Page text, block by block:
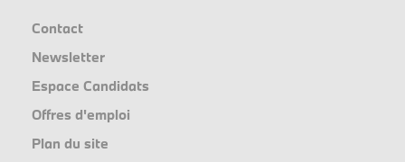
Contact
Newsletter
Espace Candidats
Offres d'emploi
Plan du site